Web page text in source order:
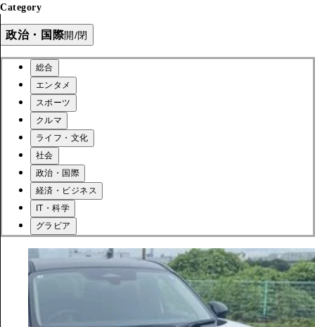
Category
政治・国際開/閉
総合
エンタメ
スポーツ
クルマ
ライフ・文化
社会
政治・国際
経済・ビジネス
IT・科学
グラビア